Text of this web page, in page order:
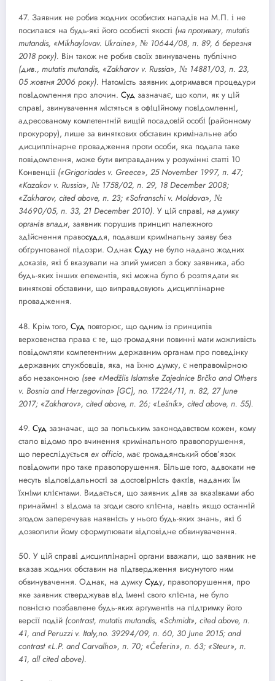
47. Заявник не робив жодних особистих нападів на М.П. і не
посилався на будь-які його особисті якості (на противагу, mutatis
mutandis, «Mikhaylovav. Ukraine», № 10644/08, п. 89, 6 березня
2018 року). Він також не робив своїх звинувачень публічно
(див., mutatis mutandis, «Zakharov v. Russia», № 14881/03, п. 23,
05 жовтня 2006 року). Натомість заявник дотримався процедури
повідомлення про злочин. Суд зазначає, що коли, як у цій
справі, звинувачення містяться в офіційному повідомленні,
адресованому компетентній вищій посадовій особі (районному
прокурору), лише за виняткових обставин кримінальне або
дисциплінарне провадження проти особи, яка подала таке
повідомлення, може бути виправданим у розумінні статті 10
Конвенції («Grigoriades v. Greece», 25 November 1997, п. 47;
«Kazakov v. Russia», № 1758/02, п. 29, 18 December 2008;
«Zakharov, cited above, п. 23; «Sofranschi v. Moldova», №
34690/05, п. 33, 21 December 2010). У цій справі, на думку
органів влади, заявник порушив принцип належного
здійснення правосуддя, подавши кримінальну заяву без
обґрунтованої підозри. Однак Суду не було надано жодних
доказів, які б вказували на злий умисел з боку заявника, або
будь-яких інших елементів, які можна було б розглядати як
виняткові обставини, що виправдовують дисциплінарне
провадження.
48. Крім того, Суд повторює, що одним із принципів
верховенства права є те, що громадяни повинні мати можливість
повідомляти компетентним державним органам про поведінку
державних службовців, яка, на їхню думку, є неправомірною
або незаконною (see «Medžlis Islamske Zajednice Brčko and Others
v. Bosnia and Herzegovina» [GC], no. 17224/11, п. 82, 27 June
2017; «Zakharov», cited above, п. 26; «Lešník», cited above, п. 55).
49. Суд зазначає, що за польським законодавством кожен, кому
стало відомо про вчинення кримінального правопорушення,
що переслідується ex officio, має громадянський обов’язок
повідомити про таке правопорушення. Більше того, адвокати не
несуть відповідальності за достовірність фактів, наданих їм
їхніми клієнтами. Видається, що заявник діяв за вказівками або
принаймні з відома та згоди свого клієнта, навіть якщо останній
згодом заперечував наявність у нього будь-яких знань, які б
дозволили йому сформулювати відповідне обвинувачення.
50. У цій справі дисциплінарні органи вважали, що заявник не
вказав жодних обставин на підтвердження висунутого ним
обвинувачення. Однак, на думку Суду, правопорушення, про
яке заявник стверджував від імені свого клієнта, не було
повністю позбавлене будь-яких аргументів на підтримку його
версії подій (contrast, mutatis mutandis, «Schmidt», cited above, п.
41, and Peruzzi v. Italy,no. 39294/09, п. 60, 30 June 2015; and
contrast «L.P. and Carvalho», п. 70; «Čeferin», п. 63; «Steur», п.
41, all cited above).